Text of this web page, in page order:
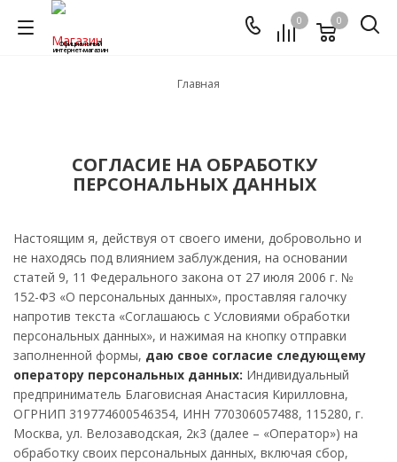
Официальный
интернет-магазин
0 0
Главная
СОГЛАСИЕ НА ОБРАБОТКУ
ПЕРСОНАЛЬНЫХ ДАННЫХ
Настоящим я, действуя от своего имени, добровольно и
не находясь под влиянием заблуждения, на основании
статей 9, 11 Федерального закона от 27 июля 2006 г. №
152-ФЗ «О персональных данных», проставляя галочку
напротив текста «Соглашаюсь с Условиями обработки
персональных данных», и нажимая на кнопку отправки
заполненной формы, даю свое согласие следующему
оператору персональных данных: Индивидуальный
предприниматель Благовисная Анастасия Кирилловна,
ОГРНИП 319774600546354, ИНН 770306057488, 115280, г.
Москва, ул. Велозаводская, 2к3 (далее – «Оператор») на
обработку своих персональных данных, включая сбор,